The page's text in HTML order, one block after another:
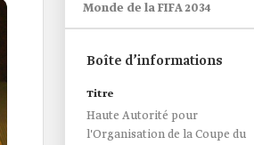
Monde de la FIFA 2034
Boîte d’informations
Titre
Haute Autorité pour
l'Organisation de la Coupe du